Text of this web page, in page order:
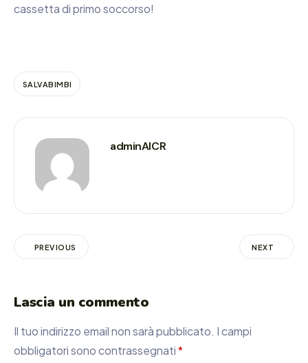
cassetta di primo soccorso!
SALVABIMBI
adminAICR
PREVIOUS NEXT
Lascia un commento
Il tuo indirizzo email non sarà pubblicato. I campi
obbligatori sono contrassegnati*